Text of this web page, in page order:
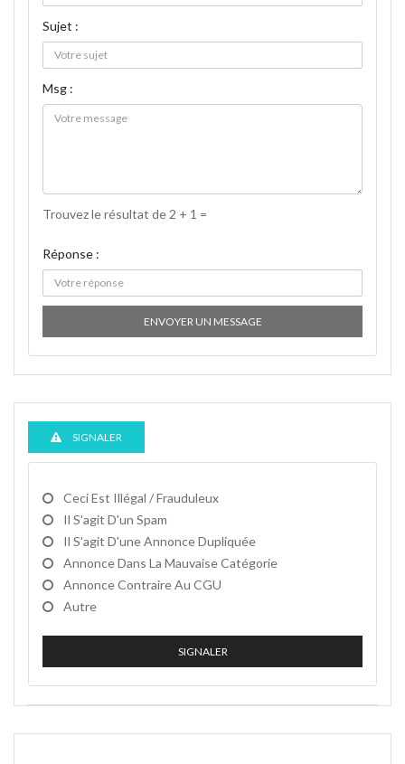
Sujet :
Msg :
Trouvez le résultat de 2 + 1 =
Réponse :
ENVOYER UN MESSAGE
SIGNALER
Ceci Est Illégal / Frauduleux
Il S'agit D'un Spam
Il S'agit D'une Annonce Dupliquée
Annonce Dans La Mauvaise Catégorie
Annonce Contraire Au CGU
Autre
SIGNALER